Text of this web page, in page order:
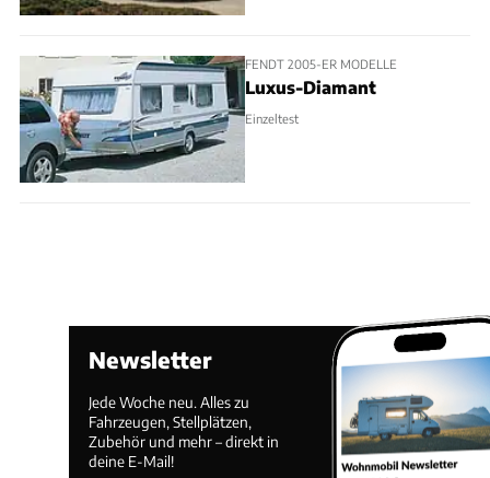
FENDT 2005-ER MODELLE
Luxus-Diamant
Einzeltest
Newsletter
Jede Woche neu. Alles zu
Fahrzeugen, Stellplätzen,
Zubehör und mehr – direkt in
deine E-Mail!